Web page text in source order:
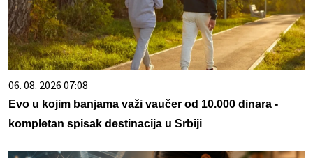
06. 08. 2026 07:08
Evo u kojim banjama važi vaučer od 10.000 dinara -
kompletan spisak destinacija u Srbiji